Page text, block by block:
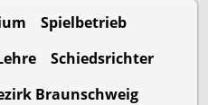
Spielbetrieb
Schiedsrichter
Braunschweig